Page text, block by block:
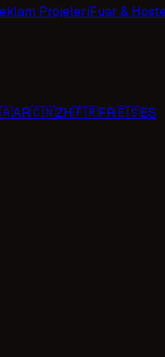
ProjeleriFuar &
AR🇨🇳ZH🇫🇷FR🇪🇸ES